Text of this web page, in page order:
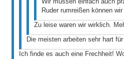
Ruder rumreißen können
Zu leise waren wir wirklich.
Die meisten arbeiten sehr hart
Ich finde es auch eine Frechheit!